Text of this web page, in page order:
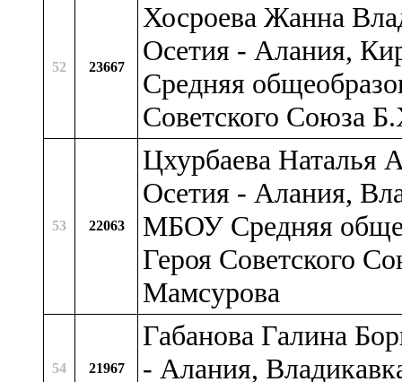
52 23667
Хосроева Жанна
Осетия - Алания,
Средняя
Советского Союза
53 22063
Цхурбаева Наталья
Осетия - Алания,
МБОУ Средняя
Героя Советского
Мамсурова
54 21967
Габанова Галина
- Алания,